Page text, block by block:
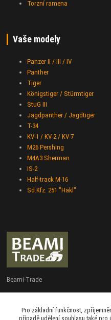
Torzní ramena
Vaše modely
Panzer II / III / IV
Panther
Tiger
Königstiger / Stürmtiger
StuG III
Jagdpanther / Jagdtiger
T-34
KV-1 / KV-2 / KV-7
M26 Pershing
M4A3 Sherman
IS-2
Half-track M-16
Sd.Kfz. 251 "Hakl"
Beami-Trade
+420 775 427 778
Po - Pá 9:00 - 16:00
Pro základní funkčnost,
případě udělení souhlasu také pro